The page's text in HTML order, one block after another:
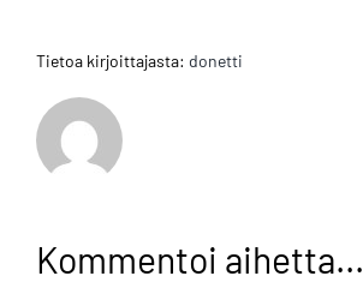
Tietoa kirjoittajasta: donetti
Kommentoi aihetta...